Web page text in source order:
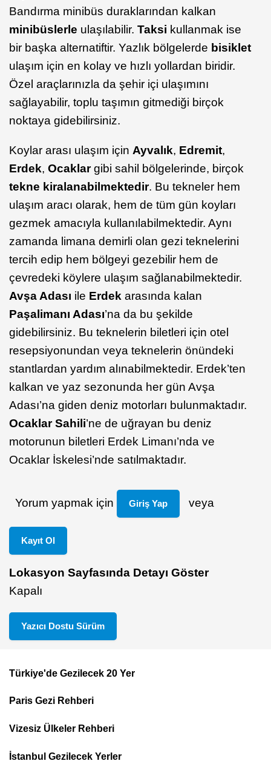
Bandırma minibüs duraklarından kalkan
minibüslerle ulaşılabilir. Taksi kullanmak ise
bir başka alternatiftir. Yazlık bölgelerde bisiklet
ulaşım için en kolay ve hızlı yollardan biridir.
Özel araçlarınızla da şehir içi ulaşımını
sağlayabilir, toplu taşımın gitmediği birçok
noktaya gidebilirsiniz.
Koylar arası ulaşım için Ayvalık, Edremit,
Erdek, Ocaklargibi sahil bölgelerinde, birçok
tekne kiralanabilmektedir. Bu tekneler hem
ulaşım aracı olarak, hem de tüm gün koyları
gezmek amacıyla kullanılabilmektedir. Aynı
zamanda limana demirli olan gezi teknelerini
tercih edip hem bölgeyi gezebilir hem de
çevredeki köylere ulaşım sağlanabilmektedir.
Avşa Adası ile Erdek arasında kalan
Paşalimanı Adası’na da bu şekilde
gidebilirsiniz. Bu teknelerin biletleri için otel
resepsiyonundan veya teknelerin önündeki
stantlardan yardım alınabilmektedir. Erdek’ten
kalkan ve yaz sezonunda her gün Avşa
Adası’na giden deniz motorları bulunmaktadır.
Ocaklar Sahili’ne de uğrayan bu deniz
motorunun biletleri Erdek Limanı’nda ve
Ocaklar İskelesi’nde satılmaktadır.
Yorum yapmak için Giriş Yap veya
Kayıt Ol
Lokasyon Sayfasında Detayı Göster
Kapalı
Yazıcı Dostu Sürüm
Footer
Top
Menu
Türkiye'de Gezilecek 20 Yer
Paris Gezi Rehberi
Vizesiz Ülkeler Rehberi
İstanbul Gezilecek Yerler